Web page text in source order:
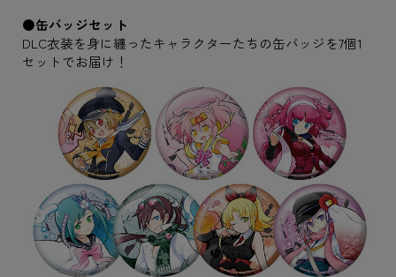
●缶バッジセット
DLC衣装を身に纏ったキャラクターたちの缶バッジを7個1
セットでお届け！